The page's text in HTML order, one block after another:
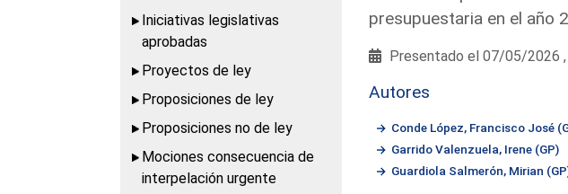
Iniciativas legislativas
aprobadas
Proyectos de ley
Proposiciones de ley
Proposiciones no de ley
Mociones consecuencia de
interpelación urgente
presupuestaria en el año
Presentado el 07/05/2026
Autores
Conde López, Francisco José
Garrido Valenzuela, Irene (GP)
Guardiola Salmerón, Mirian